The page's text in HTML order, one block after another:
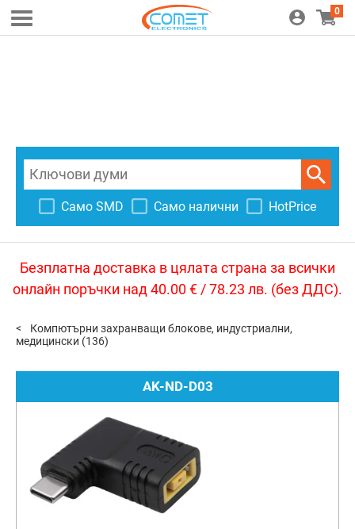
0
Само SMD Само налични HotPrice
Безплатна доставка в цялата страна за всички
онлайн поръчки над 40.00 € / 78.23 лв. (без ДДС).
Компютърни захранващи блокове, индустриални,
медицински (136)
AK-ND-D03